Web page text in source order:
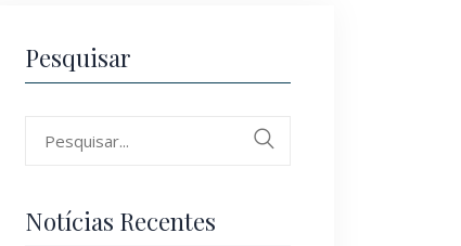
Pesquisar
Notícias Recentes